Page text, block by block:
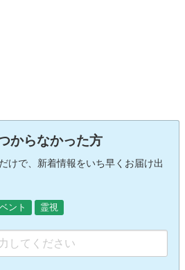
からなかった方
けで、新着情報をいち早くお届け出
ント 霊視